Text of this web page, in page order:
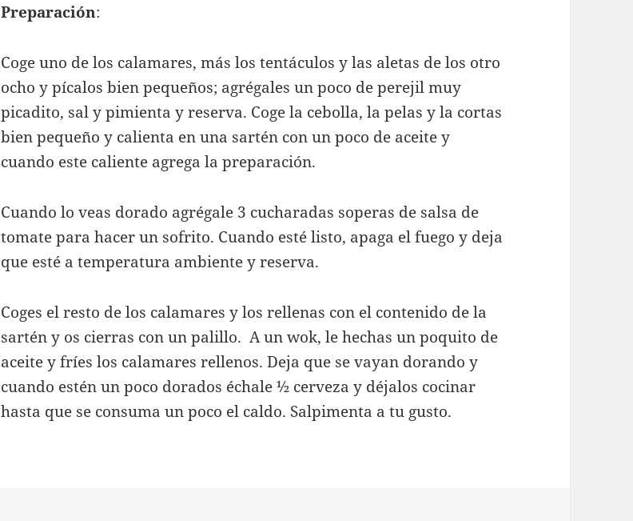
Preparación:
Coge uno de los calamares, más los tentáculos y las aletas de los otro
ocho y pícalos bien pequeños; agrégales un poco de perejil muy
picadito, sal y pimienta y reserva. Coge la cebolla, la pelas y la cortas
bien pequeño y calienta en una sartén con un poco de aceite y
cuando este caliente agrega la preparación.
Cuando lo veas dorado agrégale 3 cucharadas soperas de salsa de
tomate para hacer un sofrito. Cuando esté listo, apaga el fuego y deja
que esté a temperatura ambiente y reserva.
Coges el resto de los calamares y los rellenas con el contenido de la
sartén y os cierras con un palillo. A un wok, le hechas un poquito de
aceite y fríes los calamares rellenos. Deja que se vayan dorando y
cuando estén un poco dorados échale ½ cerveza y déjalos cocinar
hasta que se consuma un poco el caldo. Salpimenta a tu gusto.